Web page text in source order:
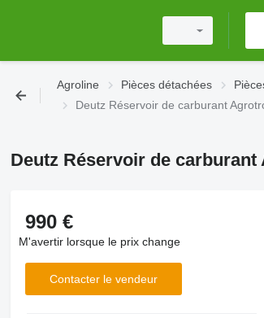
Agroline Pièces détachées
Deutz Réservoir de carburant
Deutz Réservoir de carburant
990 €
M'avertir lorsque le prix change
Contacter le vendeur